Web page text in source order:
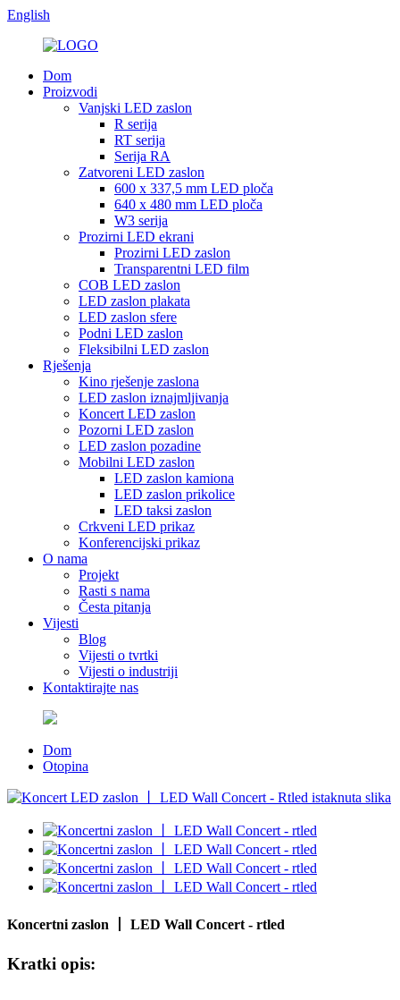
English
Dom
Proizvodi
Vanjski LED zaslon
R serija
RT serija
Serija RA
Zatvoreni LED zaslon
600 x 337,5 mm LED ploča
640 x 480 mm LED ploča
W3 serija
Prozirni LED ekrani
Prozirni LED zaslon
Transparentni LED film
COB LED zaslon
LED zaslon plakata
LED zaslon sfere
Podni LED zaslon
Fleksibilni LED zaslon
Rješenja
Kino rješenje zaslona
LED zaslon iznajmljivanja
Koncert LED zaslon
Pozorni LED zaslon
LED zaslon pozadine
Mobilni LED zaslon
LED zaslon kamiona
LED zaslon prikolice
LED taksi zaslon
Crkveni LED prikaz
Konferencijski prikaz
O nama
Projekt
Rasti s nama
Česta pitanja
Vijesti
Blog
Vijesti o tvrtki
Vijesti o industriji
Kontaktirajte nas
Dom
Otopina
Koncertni zaslon 丨 LED Wall Concert - rtled
Kratki opis: